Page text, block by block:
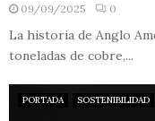
09/09/2025 0
La historia de Anglo
toneladas de cobre,...
PORTADA SOSTENIBILIDAD